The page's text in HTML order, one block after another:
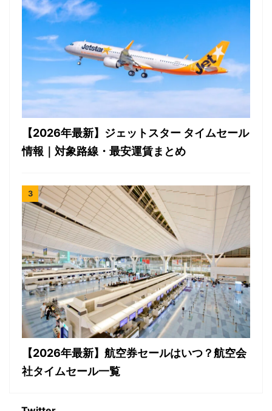
【2026年最新】ジェットスター タイムセール
情報｜対象路線・最安運賃まとめ
【2026年最新】航空券セールはいつ？航空会
社タイムセール一覧